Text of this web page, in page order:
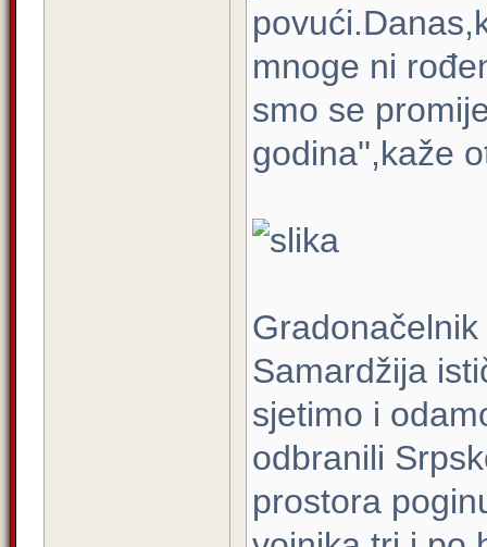
mnoge ni
smo se
godina'',kaže
Samardžija
sjetimo i
odbranili
prostora